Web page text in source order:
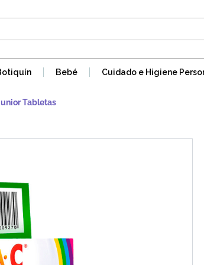
Bebé Cuidado e Higiene
Tabletas